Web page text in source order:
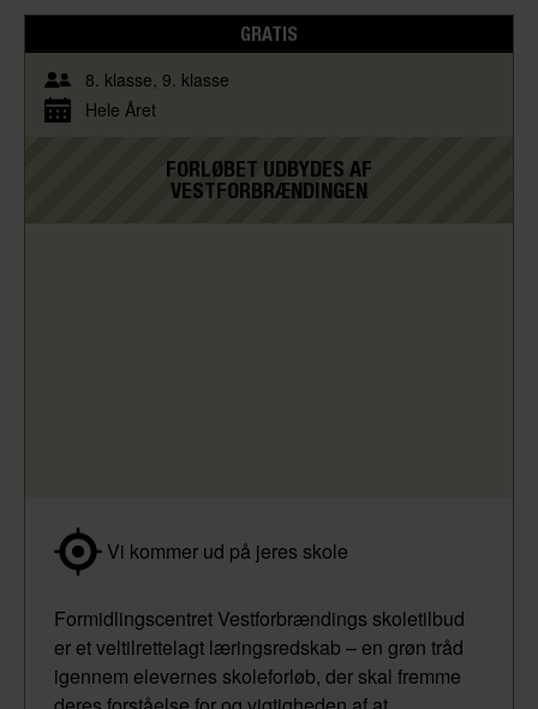
GRATIS
8. klasse 9. klasse
Hele Året
FORLØBET UDBYDES AF
VESTFORBRÆNDINGEN
Vi kommer ud på jeres skole
Formidlingscentret Vestforbrændings skoletilbud
er et veltilrettelagt læringsredskab – en grøn tråd
igennem elevernes skoleforløb, der skal fremme